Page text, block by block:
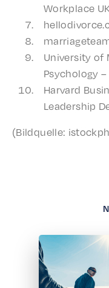
Work­place
Univer­si­ty of
Psychol­o­gy
Harvard
Lead­er­ship
(Bildquelle: